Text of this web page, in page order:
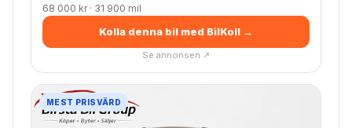
68 000 kr · 31 900 mil
Kolla denna bil med BilKoll →
Se annonsen ↗
MEST PRISVÄRD